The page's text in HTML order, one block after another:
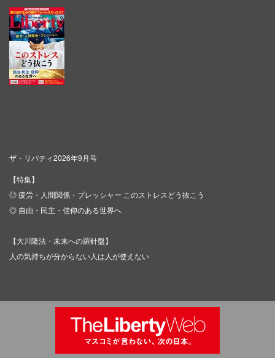
ザ・リバティ2026年9月号
【特集】
◎ 疲労・人間関係・プレッシャー このストレスどう抜こう
◎ 自由・民主・信仰のある世界へ
【大川隆法・未来への羅針盤】
人の気持ちが分からない人は人が使えない